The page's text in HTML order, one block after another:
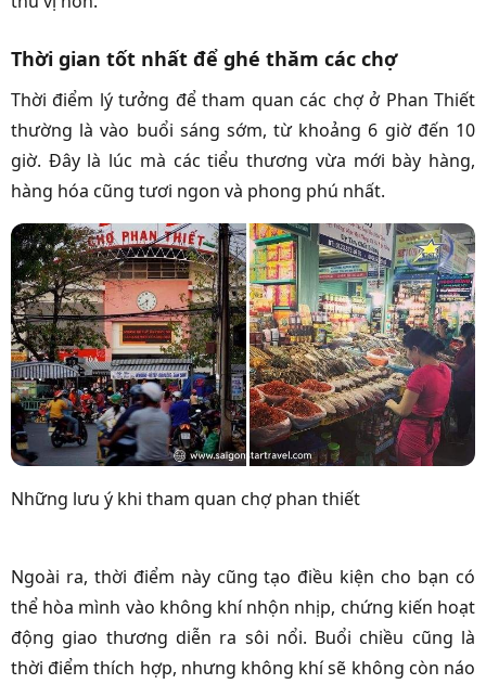
Thời gian tốt nhất để ghé thăm các chợ
Thời điểm lý tưởng để tham quan các chợ ở Phan Thiết
thường là vào buổi sáng sớm, từ khoảng 6 giờ đến 10
giờ. Đây là lúc mà các tiểu thương vừa mới bày hàng,
hàng hóa cũng tươi ngon và phong phú nhất.
Những lưu ý khi tham quan chợ phan thiết
Ngoài ra, thời điểm này cũng tạo điều kiện cho bạn có
thể hòa mình vào không khí nhộn nhịp, chứng kiến hoạt
động giao thương diễn ra sôi nổi. Buổi chiều cũng là
thời điểm thích hợp, nhưng không khí sẽ không còn náo